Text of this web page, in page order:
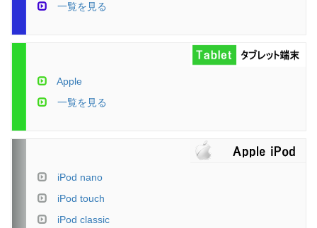
一覧を見る
Apple
一覧を見る
iPod nano
iPod touch
iPod classic